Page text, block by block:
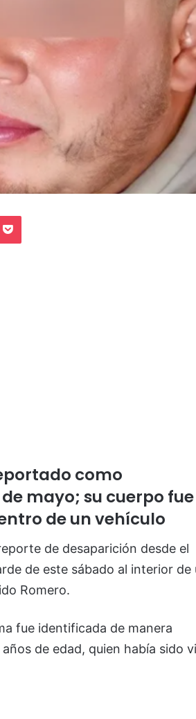
Pocket
como
mayo; su cuerpo fue
de un vehículo
de desaparición desde el
de este sábado al interior de
Romero.
fue identificada de manera
de edad, quien había sido